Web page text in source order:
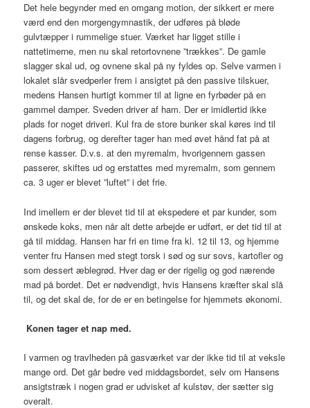
Det hele begynder med en omgang motion, der sikkert er mere
værd end den morgengymnastik, der udføres på bløde
gulvtæpper i rummelige stuer. Værket har ligget stille i
nattetimerne, men nu skal retortovnene ”trækkes”. De gamle
slagger skal ud, og ovnene skal på ny fyldes op. Selve varmen i
lokalet slår svedperler frem i ansigtet på den passive tilskuer,
medens Hansen hurtigt kommer til at ligne en fyrbøder på en
gammel damper. Sveden driver af ham. Der er imidlertid ikke
plads for noget driveri. Kul fra de store bunker skal køres ind til
dagens forbrug, og derefter tager han med øvet hånd fat på at
rense kasser. D.v.s. at den myremalm, hvorigennem gassen
passerer, skiftes ud og erstattes med myremalm, som gennem
ca. 3 uger er blevet ”luftet” i det frie.
Ind imellem er der blevet tid til at ekspedere et par kunder, som
ønskede koks, men når alt dette arbejde er udført, er det tid til at
gå til middag. Hansen har fri en time fra kl. 12 til 13, og hjemme
venter fru Hansen med stegt torsk i sød og sur sovs, kartofler og
som dessert æblegrød. Hver dag er der rigelig og god nærende
mad på bordet. Det er nødvendigt, hvis Hansens kræfter skal slå
til, og det skal de, for de er en betingelse for hjemmets økonomi.
Konen tager et nap med.
I varmen og travlheden på gasværket var der ikke tid til at veksle
mange ord. Det går bedre ved middagsbordet, selv om Hansens
ansigtstræk i nogen grad er udvisket af kulstøv, der sætter sig
overalt.